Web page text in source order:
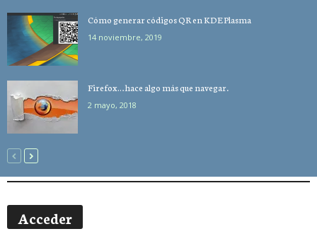
Cómo generar códigos QR en KDE Plasma
14 noviembre, 2019
Firefox… hace algo más que navegar.
2 mayo, 2018
Acceder